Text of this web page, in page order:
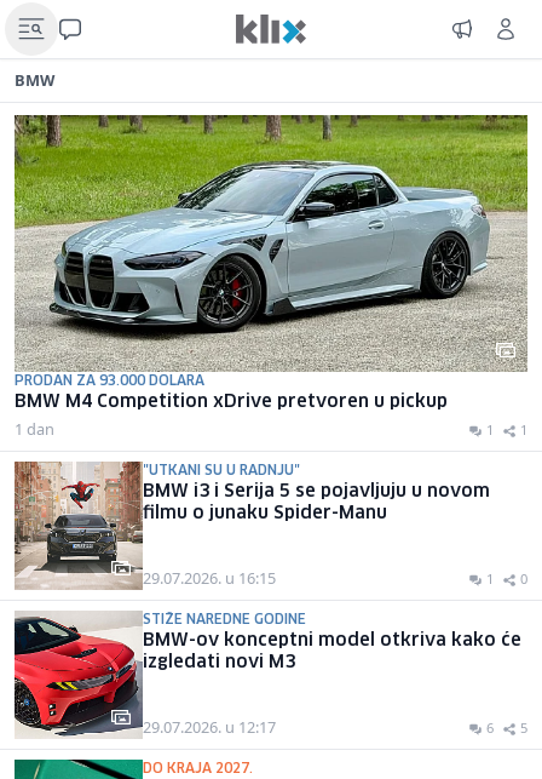
BMW
PRODAN ZA 93.000 DOLARA
BMW M4 Competition xDrive pretvoren u pickup
1 dan 1 1
"UTKANI SU U RADNJU"
BMW i3 i Serija 5 se pojavljuju u novom
filmu o junaku Spider-Manu
29.07.2026. u 16:15 1 0
STIŽE NAREDNE GODINE
BMW-ov konceptni model otkriva kako će
izgledati novi M3
29.07.2026. u 12:17 6 5
DO KRAJA 2027.